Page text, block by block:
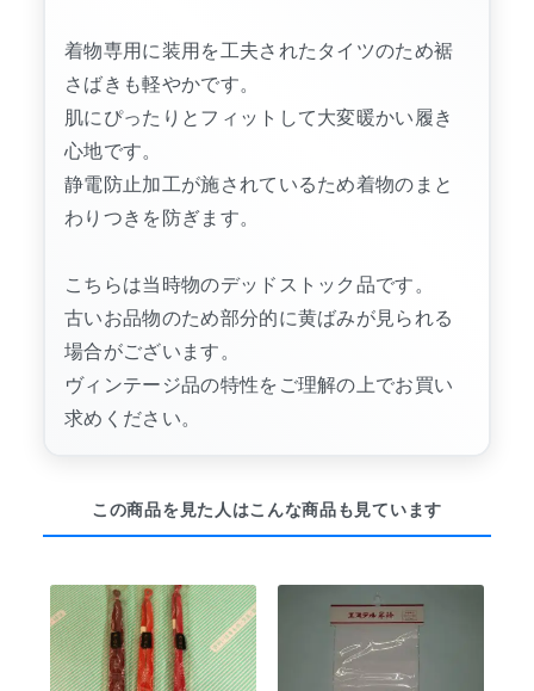
着物専用に装用を工夫されたタイツのため裾
さばきも軽やかです。
肌にぴったりとフィットして大変暖かい履き
心地です。
静電防止加工が施されているため着物のまと
わりつきを防ぎます。
こちらは当時物のデッドストック品です。
古いお品物のため部分的に黄ばみが見られる
場合がございます。
ヴィンテージ品の特性をご理解の上でお買い
求めください。
この商品を見た人はこんな商品も見ています